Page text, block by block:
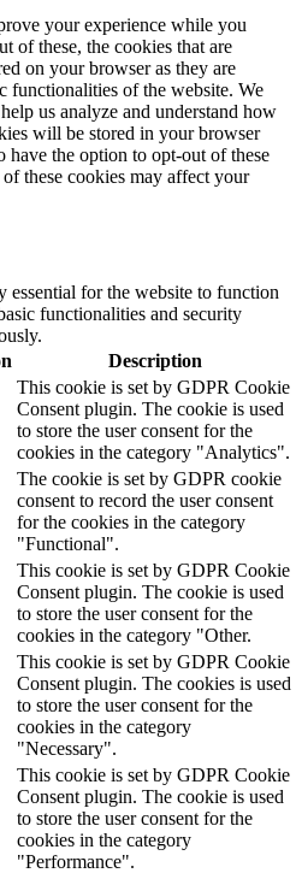
your experience while you
of these, the cookies that are
on your browser as they are
functionalities of the website. We
us analyze and understand how
will be stored in your browser
the option to opt-out of these
these cookies may affect your
essential for the website to function
functionalities and security
Description
This cookie is set by GDPR Cookie
Consent plugin. The cookie is used
to store the user consent for the
cookies in the category "Analytics".
The cookie is set by GDPR cookie
consent to record the user consent
for the cookies in the category
"Functional".
This cookie is set by GDPR Cookie
Consent plugin. The cookie is used
to store the user consent for the
cookies in the category "Other.
This cookie is set by GDPR Cookie
Consent plugin. The cookies is used
to store the user consent for the
cookies in the category
"Necessary".
This cookie is set by GDPR Cookie
Consent plugin. The cookie is used
to store the user consent for the
cookies in the category
"Performance".